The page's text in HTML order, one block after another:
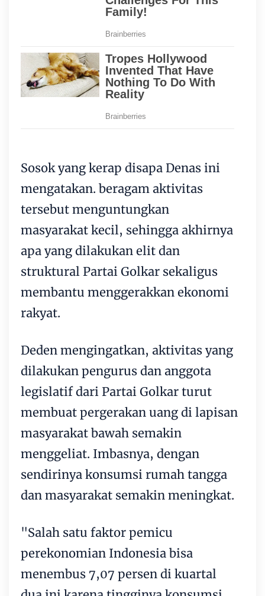
Sosok yang kerap disapa Denas ini
mengatakan. beragam aktivitas
tersebut menguntungkan
masyarakat kecil, sehingga akhirnya
apa yang dilakukan elit dan
struktural Partai Golkar sekaligus
membantu menggerakkan ekonomi
rakyat.
Deden mengingatkan, aktivitas yang
dilakukan pengurus dan anggota
legislatif dari Partai Golkar turut
membuat pergerakan uang di lapisan
masyarakat bawah semakin
menggeliat. Imbasnya, dengan
sendirinya konsumsi rumah tangga
dan masyarakat semakin meningkat.
"Salah satu faktor pemicu
perekonomian Indonesia bisa
menembus 7,07 persen di kuartal